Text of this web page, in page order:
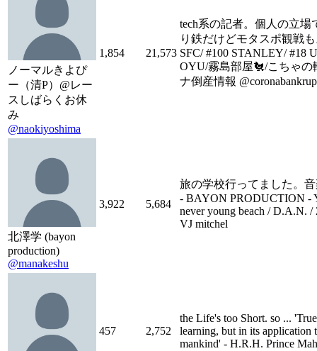
ノーマルきよぴ
ー（清P）@レー
スしばらくお休
み
@naokiyoshima
1,854 21,573
tech系の記者。個人の立場
り鉄だけどモタスポ観戦
SFC/ #100 STANLEY/ #18
OYU/霧島部屋🐔/こちゃの
ナ倒産情報
北澤学 (bayon
production)
@manakeshu
3,922 5,684
旅の学校行ってました。
- BAYON PRODUCTION -
never young beach / D.A.N.
VJ mitchel
457 2,752
the Life's too Short. so ...
learning, but in its application
mankind' - H.R.H. Prince